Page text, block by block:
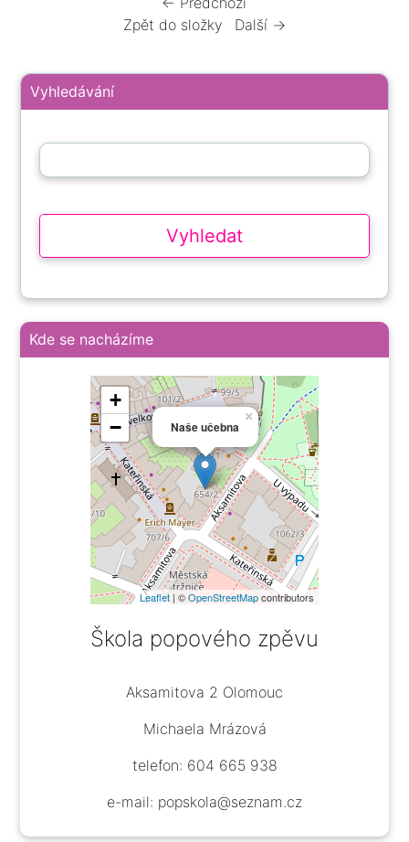
Zpět do složky
Další →
Vyhledávání
Kde se nacházíme
Naše učebna
×
+
−
Leaflet | ©OpenStreetMapcontributors
Škola popového zpěvu
Aksamitova 2 Olomouc
Michaela Mrázová
telefon: 604 665 938
e-mail: popskola@seznam.cz